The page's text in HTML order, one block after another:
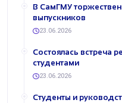
В СамГМУ
выпускников
23.06.2026
Состоялась встреча
студентами
23.06.2026
Студенты и